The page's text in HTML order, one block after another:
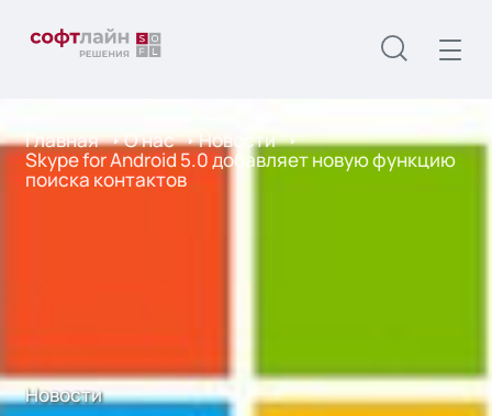
Главная О нас Новости
Skype for Android 5.0 добавляет новую функцию
поиска контактов
Новости